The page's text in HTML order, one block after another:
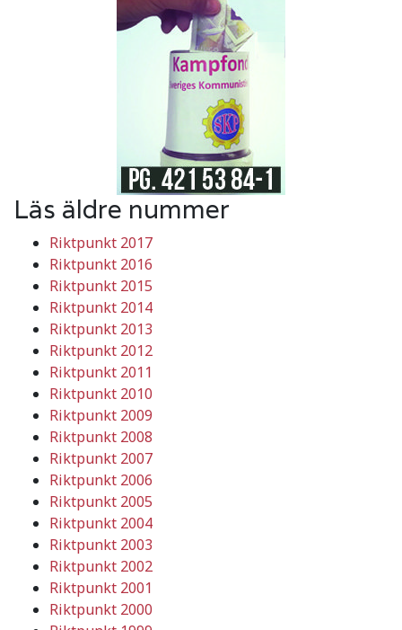
Läs äldre nummer
Riktpunkt 2017
Riktpunkt 2016
Riktpunkt 2015
Riktpunkt 2014
Riktpunkt 2013
Riktpunkt 2012
Riktpunkt 2011
Riktpunkt 2010
Riktpunkt 2009
Riktpunkt 2008
Riktpunkt 2007
Riktpunkt 2006
Riktpunkt 2005
Riktpunkt 2004
Riktpunkt 2003
Riktpunkt 2002
Riktpunkt 2001
Riktpunkt 2000